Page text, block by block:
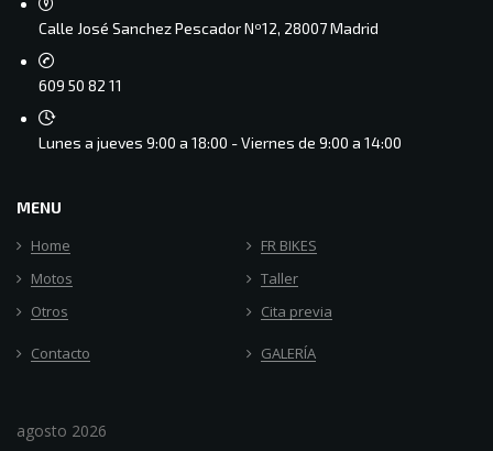
Calle José Sanchez Pescador Nº12, 28007 Madrid
609 50 82 11
Lunes a jueves 9:00 a 18:00 - Viernes de 9:00 a 14:00
MENU
Home
FR BIKES
Motos
Taller
Otros
Cita previa
Contacto GALERÍA
agosto 2026